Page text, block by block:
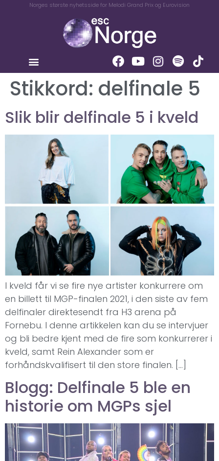
Norges største nyhetsside for Melodi Grand Prix og Eurovision
Stikkord: delfinale 5
Slik blir delfinale 5 i kveld
I kveld får vi se fire nye artister konkurrere om
en billett til MGP-finalen 2021, i den siste av fem
delfinaler direktesendt fra H3 arena på
Fornebu. I denne artikkelen kan du se intervjuer
og bli bedre kjent med de fire som konkurrerer i
kveld, samt Rein Alexander som er
forhåndskvalifisert til den store finalen. […]
Blogg: Delfinale 5 ble en
historie om MGPs sjel